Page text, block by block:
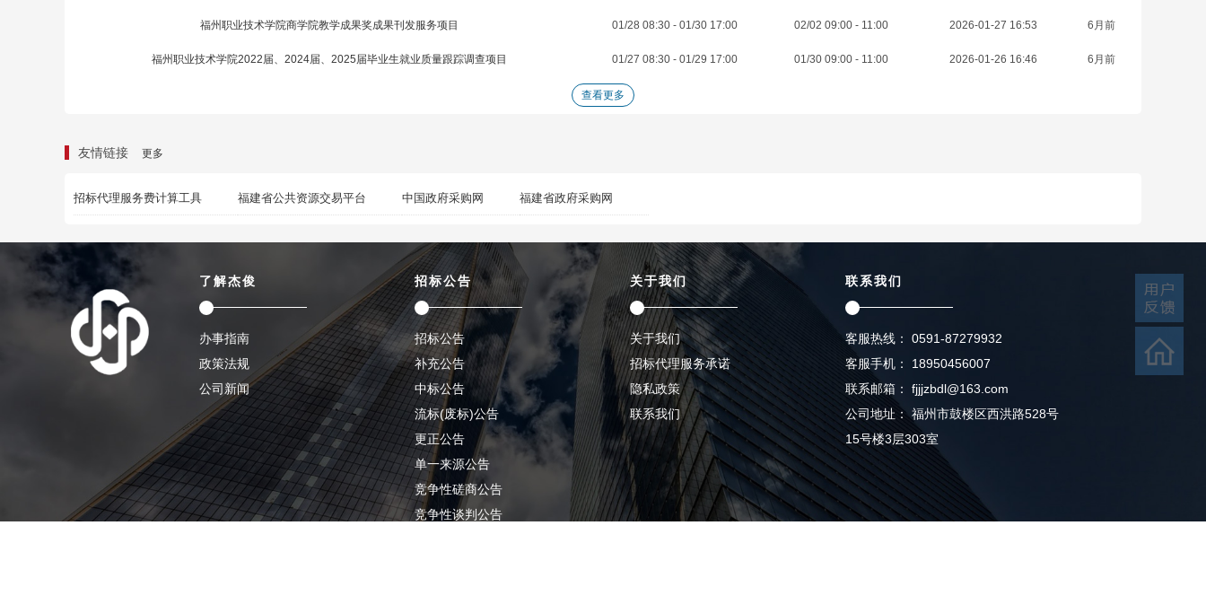
福州职业技术学院商学院教学成果奖成果刊发服务项目 01/28 08:30 - 01/30 17:00 02/02 09:00 - 11:00 2026-01-27 16:53 6月前
福州职业技术学院2022届、2024届、2025届毕业生就业质量跟踪调查项目 01/27 08:30 - 01/29 17:00 01/30 09:00 - 11:00 2026-01-26 16:46 6月前
查看更多
友情链接 更多
招标代理服务费计算工具 福建省公共资源交易平台 中国政府采购网 福建省政府采购网
了解杰俊
办事指南
政策法规
公司新闻
招标公告
招标公告
补充公告
中标公告
流标(废标)公告
更正公告
单一来源公告
竞争性磋商公告
竞争性谈判公告
关于我们
关于我们
招标代理服务承诺
隐私政策
联系我们
联系我们
客服热线： 0591-87279932
客服手机： 18950456007
联系邮箱： fjjjzbdl@163.com
公司地址： 福州市鼓楼区西洪路528号
15号楼3层303室